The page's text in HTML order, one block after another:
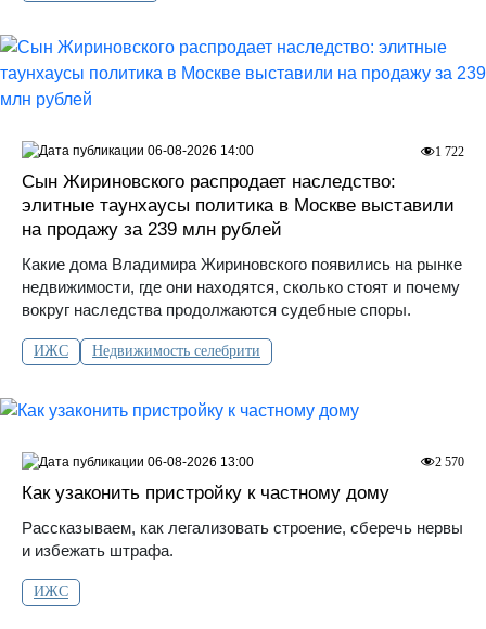
Сын Жириновского распродает наследство:
элитные таунхаусы политика в Москве выставили
на продажу за 239 млн рублей
Какие дома Владимира Жириновского появились на рынке
недвижимости, где они находятся, сколько стоят и почему
вокруг наследства продолжаются судебные споры.
ИЖС Недвижимость селебрити
1 722
06-08-2026 14:00
Как узаконить пристройку к частному дому
Рассказываем, как легализовать строение, сберечь нервы
и избежать штрафа.
ИЖС
2 570
06-08-2026 13:00